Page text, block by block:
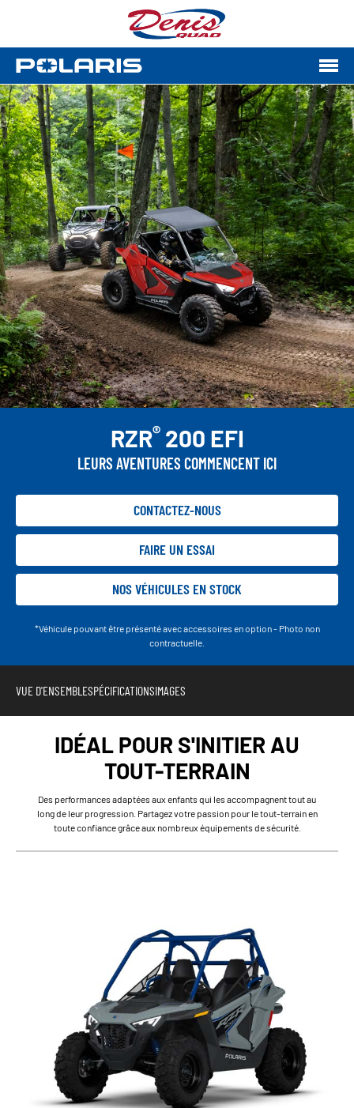
RZR®200 EFI
LEURS AVENTURES COMMENCENT ICI
CONTACTEZ-NOUS
FAIRE UN ESSAI
NOS VÉHICULES EN STOCK
*Véhicule pouvant être présenté avec accessoires en option - Photo non
contractuelle.
VUE D'ENSEMBLESPÉCIFICATIONSIMAGES
IDÉAL POUR S'INITIER AU
TOUT-TERRAIN
Des performances adaptées aux enfants qui les accompagnent tout au
long de leur progression. Partagez votre passion pour le tout-terrain en
toute confiance grâce aux nombreux équipements de sécurité.